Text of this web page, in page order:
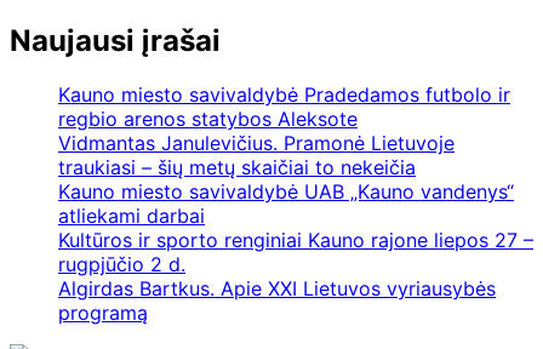
Naujausi įrašai
Kauno miesto savivaldybė Pradedamos futbolo ir
regbio arenos statybos Aleksote
Vidmantas Janulevičius. Pramonė Lietuvoje
traukiasi – šių metų skaičiai to nekeičia
Kauno miesto savivaldybė UAB „Kauno vandenys“
atliekami darbai
Kultūros ir sporto renginiai Kauno rajone liepos 27 –
rugpjūčio 2 d.
Algirdas Bartkus. Apie XXI Lietuvos vyriausybės
programą